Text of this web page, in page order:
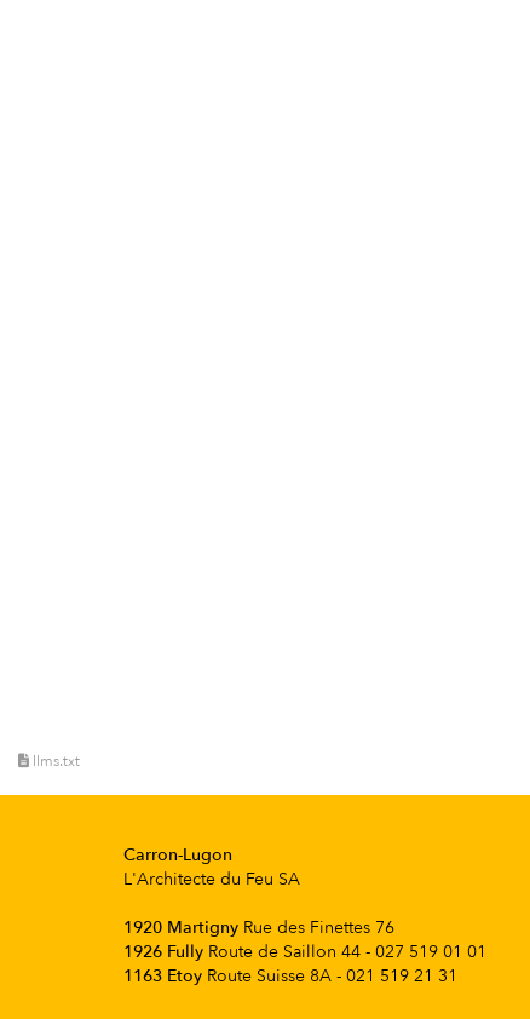
llms.txt
Carron-Lugon
L'Architecte du Feu SA
1920 Martigny Rue des Finettes 76
1926 Fully Route de Saillon 44 - 027 519 01 01
1163 Etoy Route Suisse 8A - 021 519 21 31